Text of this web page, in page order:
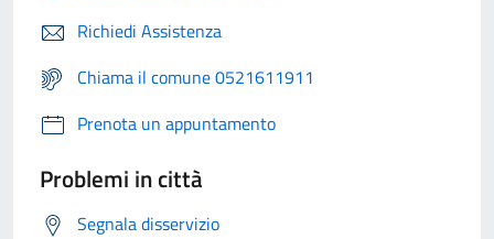
Richiedi Assistenza
Chiama il comune 0521611911
Prenota un appuntamento
Problemi in città
Segnala disservizio